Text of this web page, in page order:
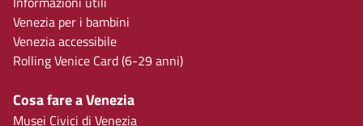
Venezia per i bambini
Venezia accessibile
Rolling Venice Card (6-29 anni)
Cosa fare a Venezia
Musei Civici di Venezia